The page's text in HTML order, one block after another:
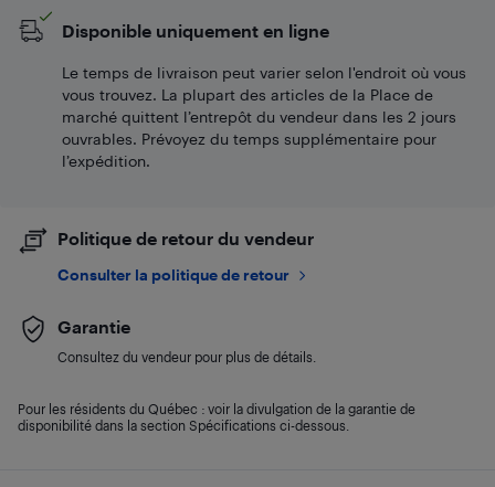
Disponible uniquement en ligne
Le temps de livraison peut varier selon l'endroit où vous
vous trouvez. La plupart des articles de la Place de
marché quittent l’entrepôt du vendeur dans les 2 jours
ouvrables. Prévoyez du temps supplémentaire pour
l’expédition.
Politique de retour du vendeur
Consulter la politique de retour
Garantie
Consultez du vendeur pour plus de détails.
Pour les résidents du Québec : voir la divulgation de la garantie de
disponibilité dans la section Spécifications ci-dessous.